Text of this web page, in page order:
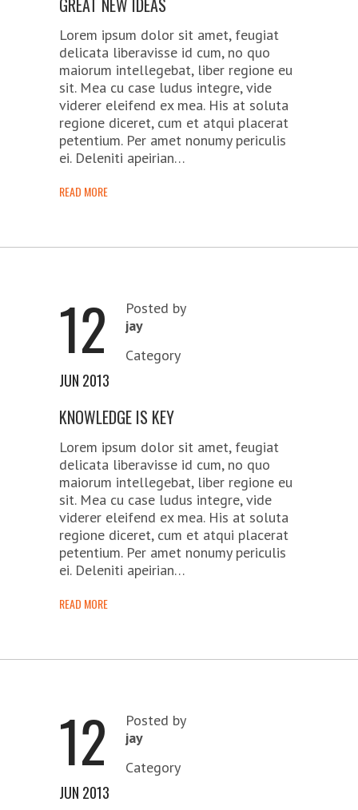
GREAT NEW IDEAS
Lorem ipsum dolor sit amet, feugiat
delicata liberavisse id cum, no quo
maiorum intellegebat, liber regione eu
sit. Mea cu case ludus integre, vide
viderer eleifend ex mea. His at soluta
regione diceret, cum et atqui placerat
petentium. Per amet nonumy periculis
ei. Deleniti apeirian…
READ MORE
12
JUN 2013
Posted by
jay
Category
KNOWLEDGE IS KEY
Lorem ipsum dolor sit amet, feugiat
delicata liberavisse id cum, no quo
maiorum intellegebat, liber regione eu
sit. Mea cu case ludus integre, vide
viderer eleifend ex mea. His at soluta
regione diceret, cum et atqui placerat
petentium. Per amet nonumy periculis
ei. Deleniti apeirian…
READ MORE
12
JUN 2013
Posted by
jay
Category